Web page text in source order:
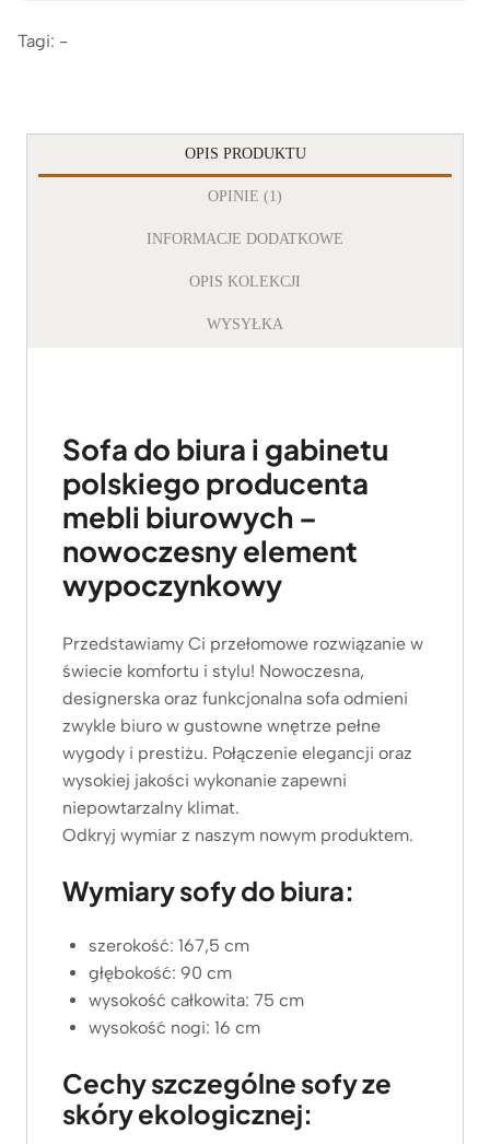
Tagi: -
OPIS PRODUKTU
OPINIE (1)
INFORMACJE DODATKOWE
OPIS KOLEKCJI
WYSYŁKA
Sofa do biura i gabinetu
polskiego producenta
mebli biurowych –
nowoczesny element
wypoczynkowy
Przedstawiamy Ci przełomowe rozwiązanie w
świecie komfortu i stylu! Nowoczesna,
designerska oraz funkcjonalna sofa odmieni
zwykle biuro w gustowne wnętrze pełne
wygody i prestiżu. Połączenie elegancji oraz
wysokiej jakości wykonanie zapewni
niepowtarzalny klimat.
Odkryj wymiar z naszym nowym produktem.
Wymiary sofy do biura:
szerokość: 167,5 cm
głębokość: 90 cm
wysokość całkowita: 75 cm
wysokość nogi: 16 cm
Cechy szczególne sofy ze
skóry ekologicznej: